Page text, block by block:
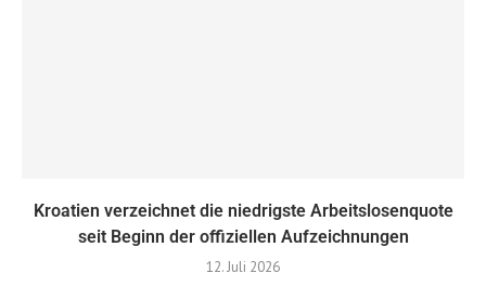
Kroatien verzeichnet die niedrigste Arbeitslosenquote
seit Beginn der offiziellen Aufzeichnungen
12. Juli 2026